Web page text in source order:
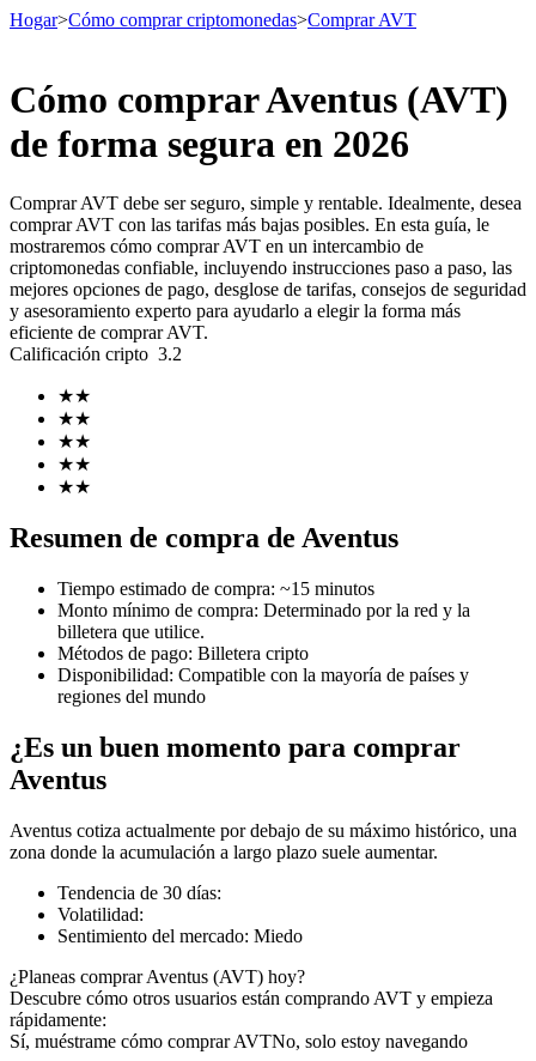
Futuros
Futuros del USDT
Futuros que utilizan USDT como garantía
Futuros COIN-M
Futuros de criptomonedas
TradFi
primas
Hogar>Cómo comprar criptomonedas>Comprar AVT
Cómo comprar Aventus (AVT)
de forma segura en 2026
Comprar AVT debe ser seguro, simple y rentable. Idealmente, desea
comprar AVT con las tarifas más bajas posibles. En esta guía, le
mostraremos cómo comprar AVT en un intercambio de
criptomonedas confiable, incluyendo instrucciones paso a paso, las
mejores opciones de pago, desglose de tarifas, consejos de seguridad
y asesoramiento experto para ayudarlo a elegir la forma más
eficiente de comprar AVT.
Calificación cripto 3.2
★★
★★
★★
★★
★★
Resumen de compra de Aventus
Tiempo estimado de compra: ~15 minutos
Monto mínimo de compra: Determinado por la red y la
billetera que utilice.
Métodos de pago: Billetera cripto
Disponibilidad: Compatible con la mayoría de países y
regiones del mundo
¿Es un buen momento para comprar
Aventus
Aventus cotiza actualmente por debajo de su máximo histórico, una
zona donde la acumulación a largo plazo suele aumentar.
Tendencia de 30 días:
Volatilidad:
Sentimiento del mercado: Miedo
¿Planeas comprar Aventus (AVT) hoy?
Descubre cómo otros usuarios están comprando AVT y empieza
rápidamente:
Sí, muéstrame cómo comprar AVTNo, solo estoy navegando